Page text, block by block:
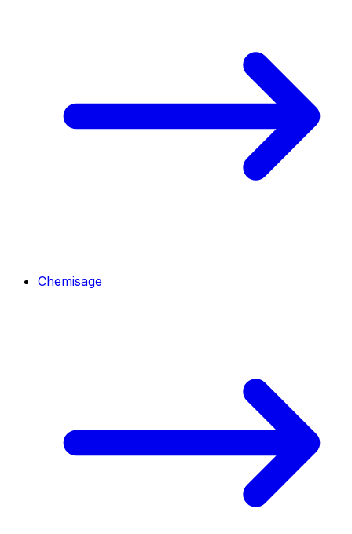
Chemisage